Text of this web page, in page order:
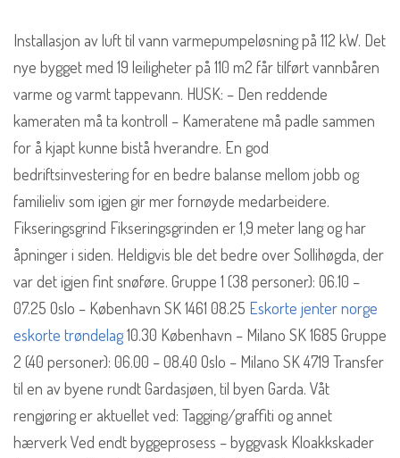
Installasjon av luft til vann varmepumpeløsning på 112 kW. Det
nye bygget med 19 leiligheter på 110 m2 får tilført vannbåren
varme og varmt tappevann. HUSK: – Den reddende
kameraten må ta kontroll – Kameratene må padle sammen
for å kjapt kunne bistå hverandre. En god
bedriftsinvestering for en bedre balanse mellom jobb og
familieliv som igjen gir mer fornøyde medarbeidere.
Fikseringsgrind Fikseringsgrinden er 1,9 meter lang og har
åpninger i siden. Heldigvis ble det bedre over Sollihøgda, der
var det igjen fint snøføre. Gruppe 1 (38 personer): 06.10 –
07.25 Oslo – København SK 1461 08.25 Eskorte jenter norge
eskorte trøndelag10.30 København – Milano SK 1685 Gruppe
2 (40 personer): 06.00 – 08.40 Oslo – Milano SK 4719 Transfer
til en av byene rundt Gardasjøen, til byen Garda. Våt
rengjøring er aktuellet ved: Tagging/graffiti og annet
hærverk Ved endt byggeprosess – byggvask Kloakkskader